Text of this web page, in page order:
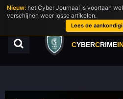
Ga
direct
hoofdinhoud
CYBERCRIME
Nieuw: het Cyber Journaal is voortaan
verschijnen weer losse artikelen.
Lees de